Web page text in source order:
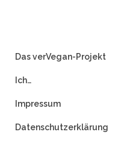
Das verVegan-Projekt
Ich…
Impressum
Datenschutzerklärung